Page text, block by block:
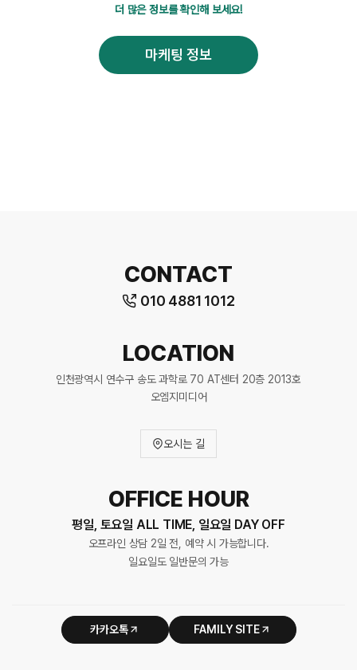
더 많은 정보를 확인해 보세요!
마케팅 정보
CONTACT
010 4881 1012
LOCATION
인천광역시 연수구 송도 과학로 70 AT센터 20층 2013호
오엠지미디어
오시는 길
OFFICE HOUR
평일, 토요일 ALL TIME, 일요일 DAY OFF
오프라인 상담 2일 전, 예약 시 가능합니다.
일요일도 일반문의 가능
카카오톡 FAMILY SITE